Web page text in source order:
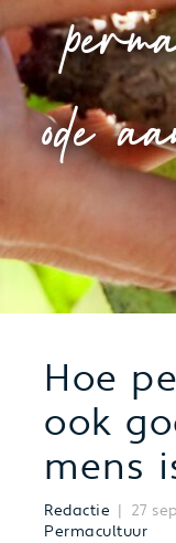
ode
Hoe
ook
mens
Redactie 27
Permacultuur